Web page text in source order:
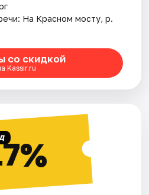
На Красном мосту, р.
со скидкой
Kassir.ru